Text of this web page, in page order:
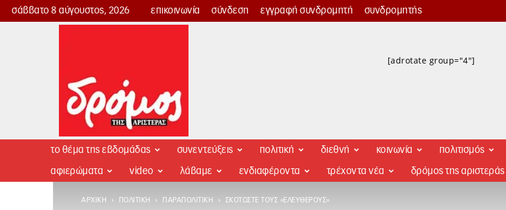
σάββατο 8 αύγουστος, 2026 επικοινωνία σύνδεση εγγραφή συνδρομητή συνδρομητής
Δρόμος
[adrotate group="4"]
το θέμα της εβδομάδας συνεντεύξεις πολιτική διεθνή κοινωνία πολιτισμός
αφιερώματα video λάβαμε ενδιαφέροντα τρέχοντα νέα δρόμος της αριστεράς
ΑΡΧΙΚΉ ΠΟΛΙΤΙΚΉ ΠΑΡΑΠΟΛΙΤΙΚΉ ΣΚΟΤΏΣΤΕ ΤΟΥΣ «ΕΛΕΎΘΕΡΟΥΣ»